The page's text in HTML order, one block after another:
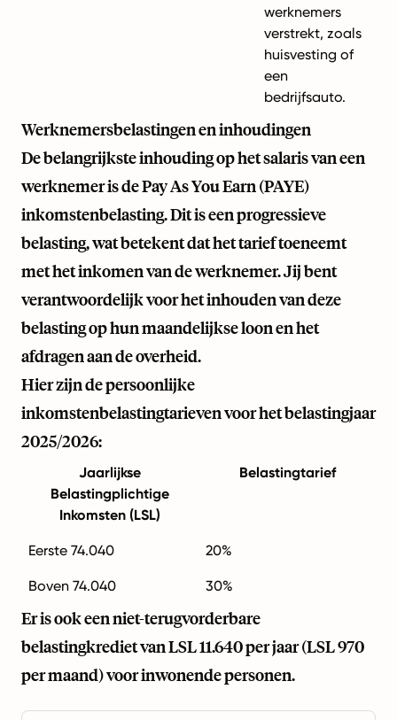
werknemers
verstrekt, zoals
huisvesting of
een
bedrijfsauto.
Werknemersbelastingen en inhoudingen
De belangrijkste inhouding op het salaris van een
werknemer is de Pay As You Earn (PAYE)
inkomstenbelasting. Dit is een progressieve
belasting, wat betekent dat het tarief toeneemt
met het inkomen van de werknemer. Jij bent
verantwoordelijk voor het inhouden van deze
belasting op hun maandelijkse loon en het
afdragen aan de overheid.
Hier zijn de persoonlijke
inkomstenbelastingtarieven voor het belastingjaar
2025/2026:
Jaarlijkse
Belastingplichtige
Inkomsten (LSL)
Belastingtarief
Eerste 74.040 20%
Boven 74.040 30%
Er is ook een niet-terugvorderbare
belastingkrediet van LSL 11.640 per jaar (LSL 970
per maand) voor inwonende personen.